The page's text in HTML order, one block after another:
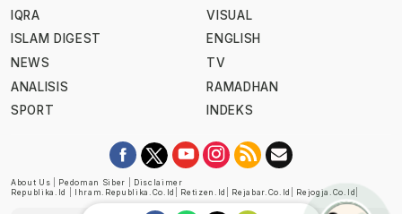
IQRA
ISLAM DIGEST
NEWS
ANALISIS
SPORT
VISUAL
ENGLISH
TV
RAMADHAN
INDEKS
About Us Pedoman Siber
Disclaimer
Republika.id
Ihram.republika.co.id Retizen.id Rejabar.co.id Rejogja.co.id